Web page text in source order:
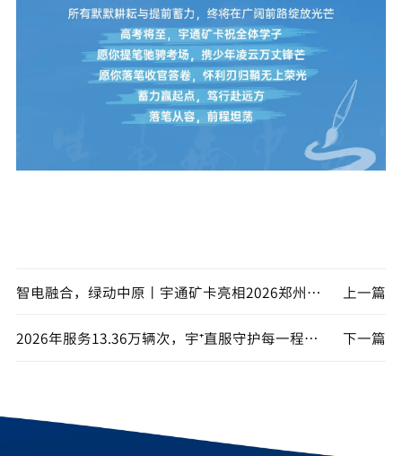
智电融合，绿动中原丨宇通矿卡亮相2026郑州矿博会，共绘智慧矿山新蓝图！ 上一篇
2026年服务13.36万辆次，宇⁺直服守护每一程高效运营 下一篇